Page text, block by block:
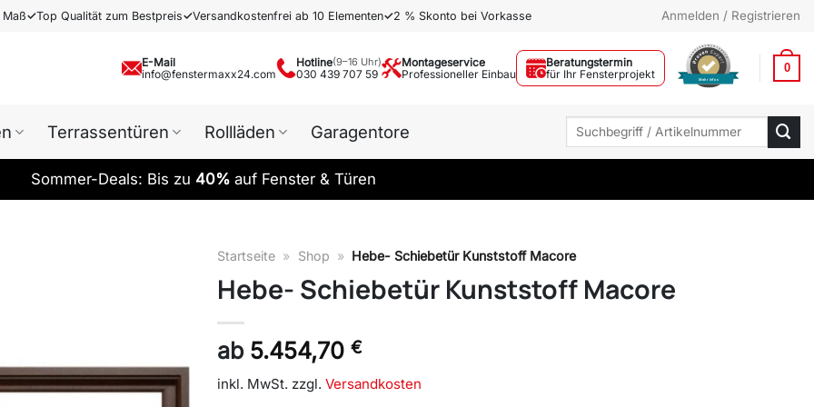
Maß✓Top Qualität zum Bestpreis✓Versandkostenfrei ab 10 Elementen✓2 % Skonto bei Vorkasse Anmelden / Registrieren
E-Mail
info@fenstermaxx24.com
Hotline(9–16 Uhr)
030 439 707 59
Montageservice
Professioneller Einbau
Beratungstermin
für Ihr Fensterprojekt
Mehr Infos
0
Terrassentüren Rollläden Garagentore
Suchen
Sommer-Deals: Bis zu 40% auf Fenster & Türen
Startseite » Shop » Hebe- Schiebetür Kunststoff Macore
Hebe- Schiebetür Kunststoff Macore
ab 5.454,70 €
inkl. MwSt. zzgl. Versandkosten